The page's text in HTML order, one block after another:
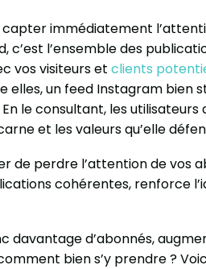
immédiatement
l’ensemble des
vos visiteurs et clients
elles, un feed Instagram bien
le consultant, les
et les valeurs qu’elle
de perdre l’attention de vos
cohérentes, renforce
davantage d’abonnés,
bien s’y prendre ?